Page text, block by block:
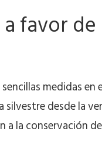
favor
medidas
desde la
la conservación